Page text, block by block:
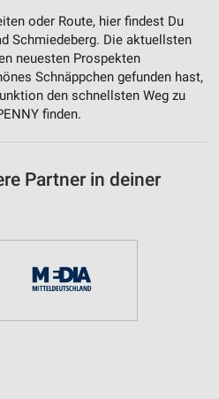
oder Route, hier findest Du
Schmiedeberg. Die aktuellsten
neuesten Prospekten
Schnäppchen gefunden hast,
den schnellsten Weg zu
finden.
Partner in deiner